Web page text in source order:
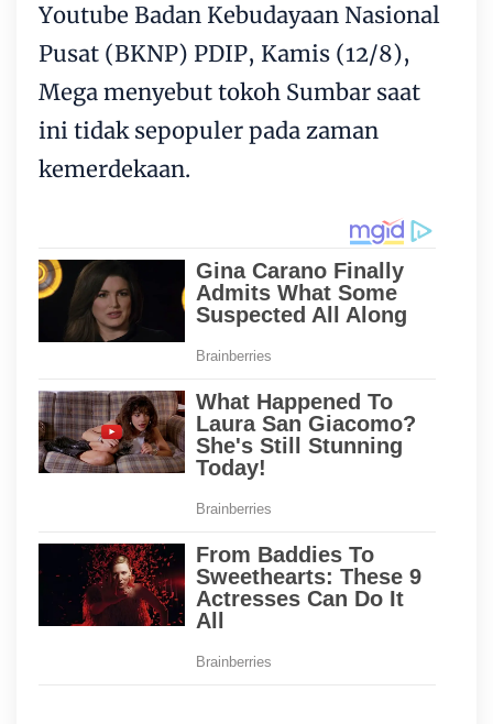
Youtube Badan Kebudayaan Nasional
Pusat (BKNP) PDIP, Kamis (12/8),
Mega menyebut tokoh Sumbar saat
ini tidak sepopuler pada zaman
kemerdekaan.